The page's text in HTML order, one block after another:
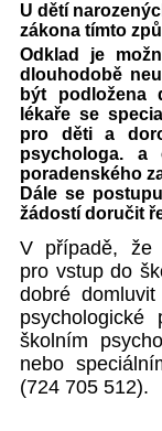
U dětí
zákona tímto
Odklad je
dlouhodobě
být podložena
lékaře se
pro děti a
psychologa. a
poradenského
Dále se
žádostí doručit
V případě, že
pro vstup do
dobré
školním
nebo
(724 705 512).